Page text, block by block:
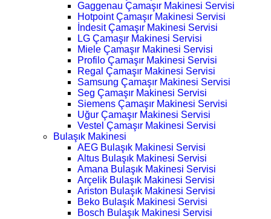
Gaggenau Çamaşır Makinesi Servisi
Hotpoint Çamaşır Makinesi Servisi
İndesit Çamaşır Makinesi Servisi
LG Çamaşır Makinesi Servisi
Miele Çamaşır Makinesi Servisi
Profilo Çamaşır Makinesi Servisi
Regal Çamaşır Makinesi Servisi
Samsung Çamaşır Makinesi Servisi
Seg Çamaşır Makinesi Servisi
Siemens Çamaşır Makinesi Servisi
Uğur Çamaşır Makinesi Servisi
Vestel Çamaşır Makinesi Servisi
Bulaşık Makinesi
AEG Bulaşık Makinesi Servisi
Altus Bulaşık Makinesi Servisi
Amana Bulaşık Makinesi Servisi
Arçelik Bulaşık Makinesi Servisi
Ariston Bulaşık Makinesi Servisi
Beko Bulaşık Makinesi Servisi
Bosch Bulaşık Makinesi Servisi